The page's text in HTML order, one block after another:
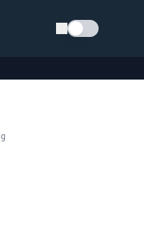
Schimba tema